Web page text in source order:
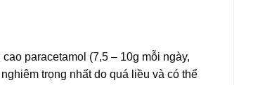
paracetamol (7,5 – 10g mỗi ngày,
trọng nhất do quá liều và có thể